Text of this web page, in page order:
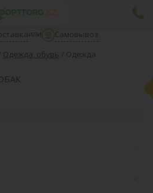
или
Самовывоз
/ Одежда, обувь / Одежда